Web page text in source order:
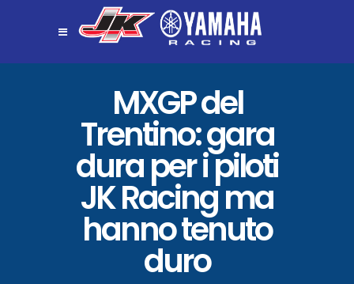
MXGP del
Trentino: gara
dura per i piloti
JK Racing ma
hanno tenuto
duro